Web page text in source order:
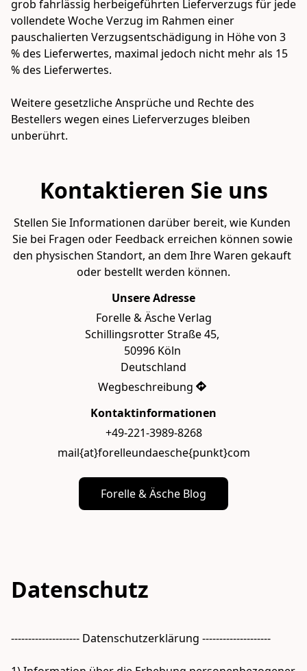
grob fahrlässig herbeigeführten Lieferverzugs für jede
vollendete Woche Verzug im Rahmen einer
pauschalierten Verzugsentschädigung in Höhe von 3
% des Lieferwertes, maximal jedoch nicht mehr als 15
% des Lieferwertes.
Weitere gesetzliche Ansprüche und Rechte des
Bestellers wegen eines Lieferverzuges bleiben
unberührt.
Kontaktieren Sie uns
Stellen Sie Informationen darüber bereit, wie Kunden
Sie bei Fragen oder Feedback erreichen können sowie
den physischen Standort, an dem Ihre Waren gekauft
oder bestellt werden können.
Unsere Adresse
Forelle & Äsche Verlag
Schillingsrotter Straße 45,
50996 Köln
Deutschland
Wegbeschreibung
Kontaktinformationen
+49-221-3989-8268
mail{at}forelleundaesche{punkt}com
Forelle & Äsche Blog
Datenschutz
-------------------- Datenschutzerklärung --------------------